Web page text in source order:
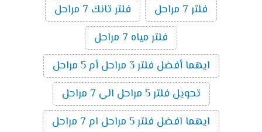
فلتر 7 مراحل
فلتر تانك 7 مراحل
فلتر مياه 7 مراحل
ايهما أفضل فلتر 3 مراحل أم 5 مراحل
تحويل فلتر 5 مراحل الى 7 مراحل
ايهما افضل فلتر 5 مراحل ام 7 مراحل